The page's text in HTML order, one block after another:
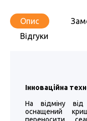
Опис
Відгуки
Інноваційна
На відміну
оснащений